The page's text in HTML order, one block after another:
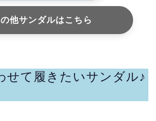
他サンダルはこちら
せて履きたいサンダル♪